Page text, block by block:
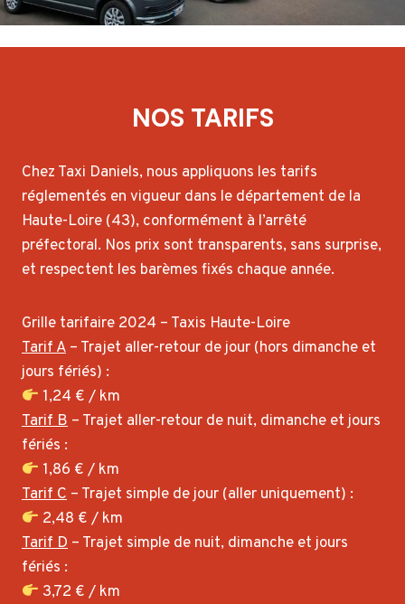
NOS TARIFS
Chez Taxi Daniels, nous appliquons les tarifs
réglementés en vigueur dans le département de la
Haute-Loire (43), conformément à l’arrêté
préfectoral. Nos prix sont transparents, sans surprise,
et respectent les barèmes fixés chaque année.
Grille tarifaire 2024 – Taxis Haute-Loire
Tarif A – Trajet aller-retour de jour (hors dimanche et
jours fériés) :
1,24 € / km
Tarif B – Trajet aller-retour de nuit, dimanche et jours
fériés :
1,86 € / km
Tarif C – Trajet simple de jour (aller uniquement) :
2,48 € / km
Tarif D – Trajet simple de nuit, dimanche et jours
fériés :
3,72 € / km